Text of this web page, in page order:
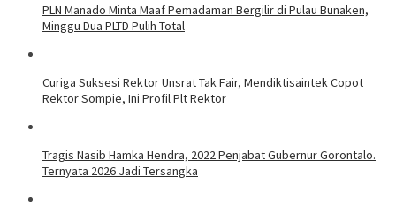
PLN Manado Minta Maaf Pemadaman Bergilir di Pulau Bunaken,
Minggu Dua PLTD Pulih Total
Curiga Suksesi Rektor Unsrat Tak Fair, Mendiktisaintek Copot
Rektor Sompie, Ini Profil Plt Rektor
Tragis Nasib Hamka Hendra, 2022 Penjabat Gubernur Gorontalo.
Ternyata 2026 Jadi Tersangka